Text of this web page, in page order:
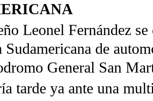
Leonel Fernández
Sudamericana de
General San
tarde ya ante una